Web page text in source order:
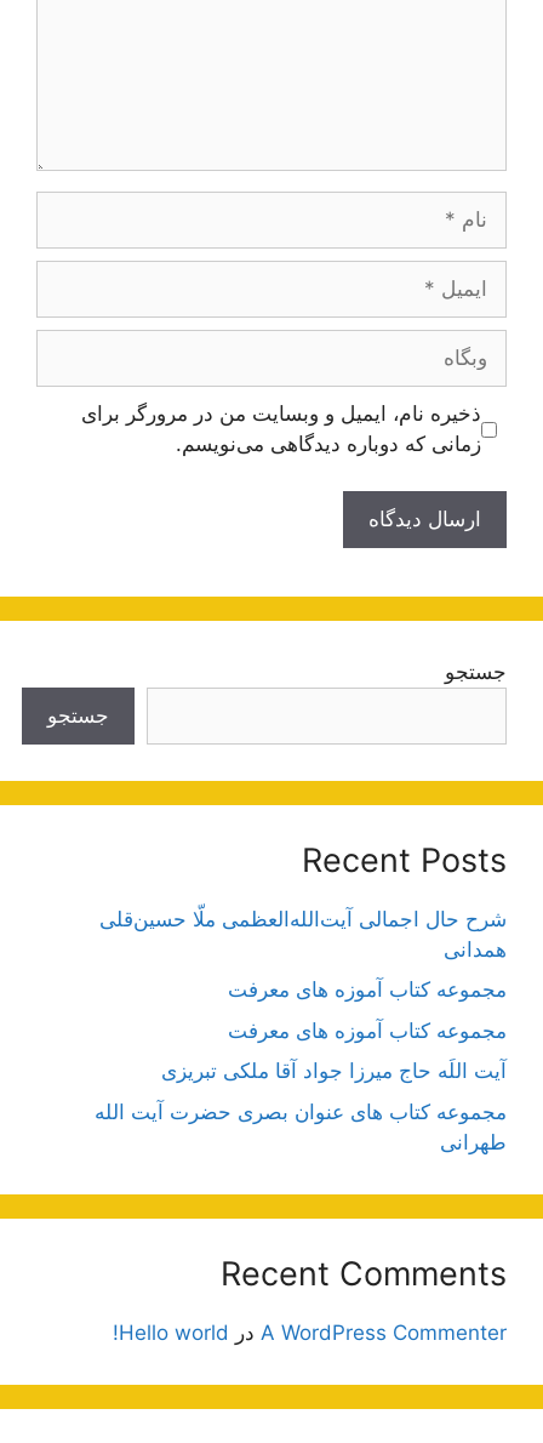
ایمیل
وبگاه
ذخیره نام، ایمیل و وبسایت من در مرورگر برای
زمانی که دوباره دیدگاهی می‌نویسم.
جستجو
جستجو
Recent Posts
شرح حال اجمالی آیت‌الله‌العظمی ملّا حسین‌قلی
همدانی
مجموعه کتاب آموزه های معرفت
مجموعه کتاب آموزه های معرفت
آیت اللَه حاج میرزا جواد آقا ملکی تبریزی
مجموعه کتاب های عنوان بصری حضرت آیت الله
طهرانی
Recent Comments
A WordPress Commenter در Hello world!